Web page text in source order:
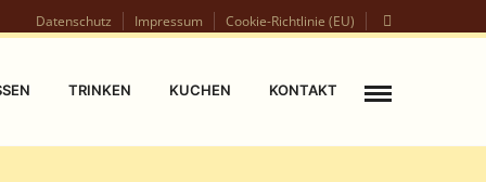
Datenschutz Impressum Cookie-Richtlinie (EU)
TRINKEN KUCHEN KONTAKT